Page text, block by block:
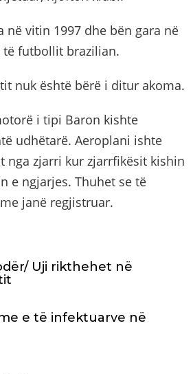
në vitin 1997 dhe bën gara në
të futbollit brazilian.
nuk është bërë i ditur akoma.
i tipi Baron kishte
udhëtarë. Aeroplani ishte
nga zjarri kur zjarrfikësit kishin
e ngjarjes. Thuhet se të
janë regjistruar.
Uji rikthehet në
e të infektuarve në